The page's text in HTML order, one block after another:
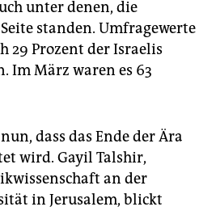
unter denen, die
standen. Umfragewerte
29 Prozent der Israelis
Im März waren es 63
dass das Ende der Ära
wird. Gayil Talshir,
an der
in Jerusalem, blickt